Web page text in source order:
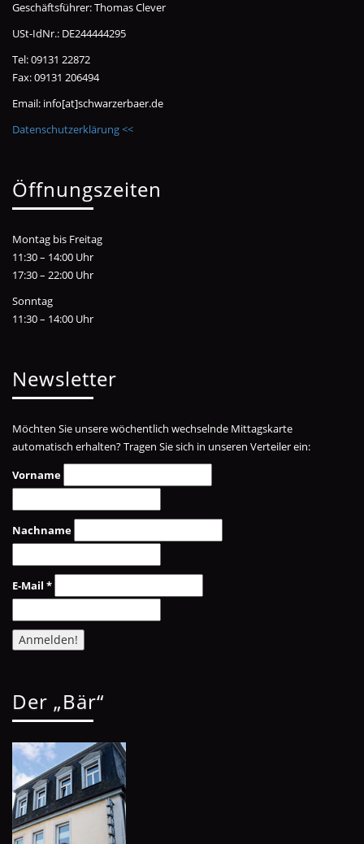
Geschäftsführer: Thomas Clever
USt-IdNr.: DE244444295
Tel: 09131 22872
Fax: 09131 206494
Email: info[at]schwarzerbaer.de
Datenschutzerklärung <<
Öffnungszeiten
Montag bis Freitag
11:30 – 14:00 Uhr
17:30 – 22:00 Uhr
Sonntag
11:30 – 14:00 Uhr
Newsletter
Möchten Sie unsere wöchentlich wechselnde Mittagskarte
automatisch erhalten? Tragen Sie sich in unseren Verteiler ein:
Vorname
Nachname
E-Mail *
Der „Bär“